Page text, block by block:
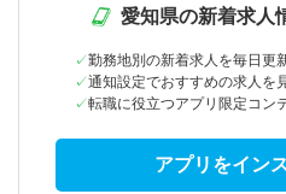
愛知県の新着求人
勤務地別の新着求人を毎日更
通知設定でおすすめの求人を
転職に役立つアプリ限定コン
アプリをイン